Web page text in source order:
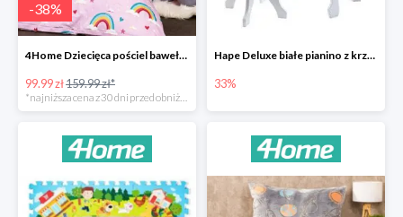
-38%
4Home Dziecięca pościel bawełniana Rainbow
99.99 zł159.99 zł*
*najniższa cena z 30 dni przed obniżką
Hape Deluxe białe pianino z krzesłem -33%
33%